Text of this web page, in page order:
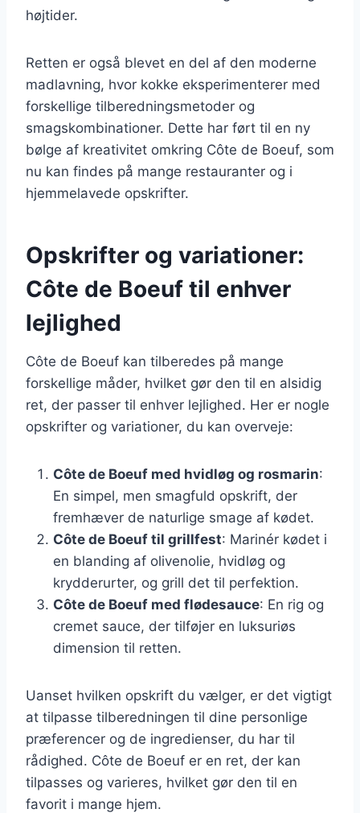
højtider.
Retten er også blevet en del af den moderne
madlavning, hvor kokke eksperimenterer med
forskellige tilberedningsmetoder og
smagskombinationer. Dette har ført til en ny
bølge af kreativitet omkring Côte de Boeuf, som
nu kan findes på mange restauranter og i
hjemmelavede opskrifter.
Opskrifter og variationer:
Côte de Boeuf til enhver
lejlighed
Côte de Boeuf kan tilberedes på mange
forskellige måder, hvilket gør den til en alsidig
ret, der passer til enhver lejlighed. Her er nogle
opskrifter og variationer, du kan overveje:
Côte de Boeuf med hvidløg og rosmarin:
En simpel, men smagfuld opskrift, der
fremhæver de naturlige smage af kødet.
Côte de Boeuf til grillfest: Marinér kødet i
en blanding af olivenolie, hvidløg og
krydderurter, og grill det til perfektion.
Côte de Boeuf med flødesauce: En rig og
cremet sauce, der tilføjer en luksuriøs
dimension til retten.
Uanset hvilken opskrift du vælger, er det vigtigt
at tilpasse tilberedningen til dine personlige
præferencer og de ingredienser, du har til
rådighed. Côte de Boeuf er en ret, der kan
tilpasses og varieres, hvilket gør den til en
favorit i mange hjem.